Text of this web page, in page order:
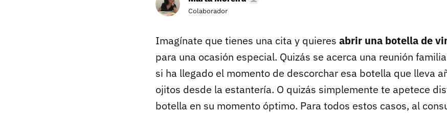
Colaborador
Imagínate que tienes una cita y quieres abrir una botella de
para una ocasión especial. Quizás se acerca una reunión
si ha llegado el momento de descorchar esa botella que lleva
ojitos desde la estantería. O quizás simplemente te apetece
botella en su momento óptimo. Para todos estos casos, al